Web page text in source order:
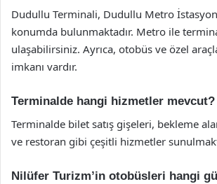
Dudullu Terminali, Dudullu Metro
konumda bulunmaktadır. Metro ile
ulaşabilirsiniz. Ayrıca, otobüs ve özel
imkanı vardır.
Terminalde hangi hizmetler mevcut?
Terminalde bilet satış gişeleri, bekleme
ve restoran gibi çeşitli hizmetler
Nilüfer Turizm’in otobüsleri hangi